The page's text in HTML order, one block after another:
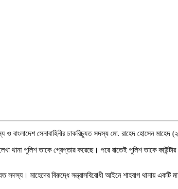
বাংলাদেশ সেনাবাহিনীর চাকরিচ্যুত সদস্য মো. রাহেদ হোসেন
পুলিশ তাকে গ্রেপ্তার করেছে। পরে রাতেই পুলিশ তাকে কাউন্টার
মাহেদের বিরুদ্ধে সন্ত্রাসবিরোধী আইনে শাহবাগ থানায় একটি